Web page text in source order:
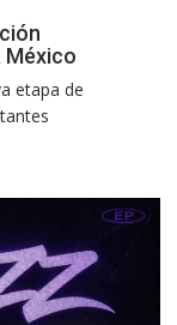
México
etapa de